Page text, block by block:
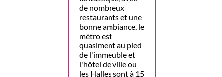
de nombreux
restaurants et une
bonne ambiance, le
métro est
quasiment au pied
de l'immeuble et
l'hôtel de ville ou
les Halles sont à 15